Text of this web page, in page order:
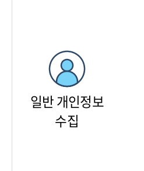
일반 개인정보
수집